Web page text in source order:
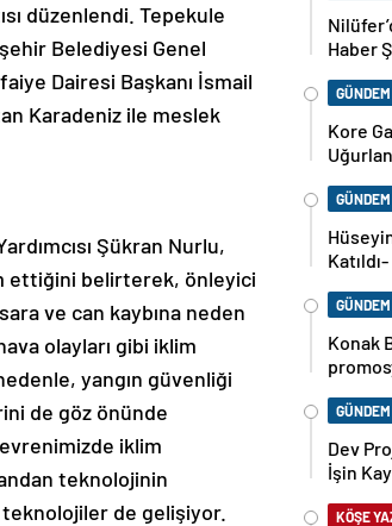
düzenlendi. Tepekule
Belediyesi Genel
Dairesi Başkanı İsmail
Karadeniz ile meslek
Şükran Nurlu,
ettiğini belirterek, önleyici
ve can kaybına neden
olayları gibi iklim
yangın güvenliği
de göz önünde
iklim
teknolojinin
de gelişiyor.
Haber
GÜNDEM
Kore
GÜNDEM
GÜNDEM
Konak
GÜNDEM
Dev
İşin
KÖŞE